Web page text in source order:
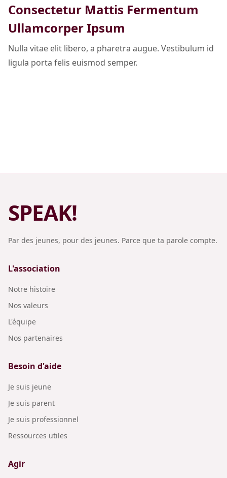
Consectetur Mattis Fermentum
Ullamcorper Ipsum
Nulla vitae elit libero, a pharetra augue. Vestibulum id
ligula porta felis euismod semper.
Par des jeunes, pour des jeunes. Parce que ta parole compte.
L'association
Notre histoire
Nos valeurs
L'équipe
Nos partenaires
Besoin d'aide
Je suis jeune
Je suis parent
Je suis professionnel
Ressources utiles
Agir